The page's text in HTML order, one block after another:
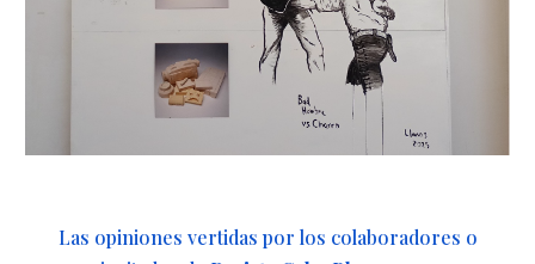
Las opiniones vertidas por los colaboradores o